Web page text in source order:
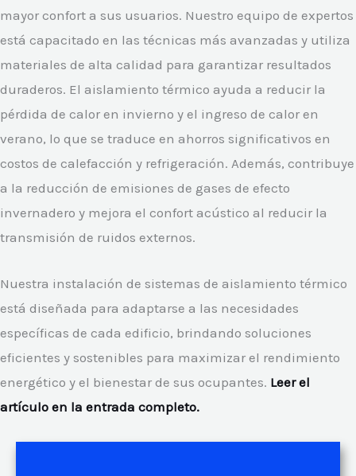
mayor confort a sus usuarios. Nuestro equipo de expertos
está capacitado en las técnicas más avanzadas y utiliza
materiales de alta calidad para garantizar resultados
duraderos. El aislamiento térmico ayuda a reducir la
pérdida de calor en invierno y el ingreso de calor en
verano, lo que se traduce en ahorros significativos en
costos de calefacción y refrigeración. Además, contribuye
a la reducción de emisiones de gases de efecto
invernadero y mejora el confort acústico al reducir la
transmisión de ruidos externos.
Nuestra instalación de sistemas de aislamiento térmico
está diseñada para adaptarse a las necesidades
específicas de cada edificio, brindando soluciones
eficientes y sostenibles para maximizar el rendimiento
energético y el bienestar de sus ocupantes. Leer el
artículo en la entrada completo.